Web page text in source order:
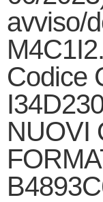
avviso/
Codice
NUOVI